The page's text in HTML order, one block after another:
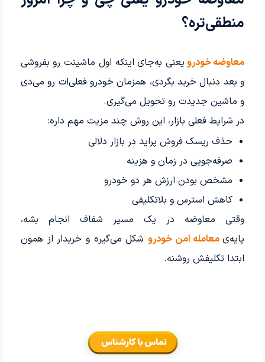
منطقی‌تره؟
معاوضه خودرو یعنی به‌جای اینکه اول ماشینت رو بفروشی
و بعد دنبال خرید بگردی، همزمان خودرو فعلی‌ات رو می‌دی
و ماشین جدیدت رو تحویل می‌گیری.
در شرایط فعلی بازار، این روش چند مزیت مهم داره:
حذف ریسک فروش پراید در بازار دلالی
صرفه‌جویی در زمان و هزینه
مشخص بودن ارزش هر دو خودرو
کاهش استرس و بلاتکلیفی
وقتی معاوضه در یک مسیر شفاف انجام بشه،
پایه‌ی معامله امن خودروشکل می‌گیره و خریدار از همون
ابتدا تکلیفش روشنه.